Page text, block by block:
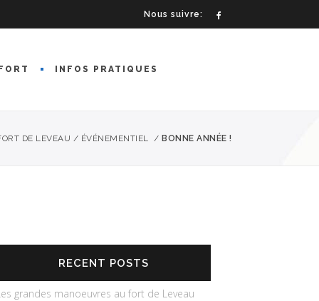
Nous suivre:
INFOS PRATIQUES
DE LEVEAU / ÉVÉNEMENTIEL / BONNE ANNÉE !
RECENT POSTS
grandes manoeuvres au fort de Leveau